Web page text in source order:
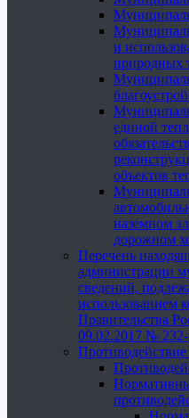
и
природных
единой
объектов
наземном
дорожном
Перечень
администрации
сведений,
использованием
Правительства
09.02.2017 №